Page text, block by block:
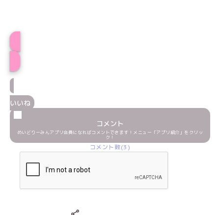
いいね
コメント
めいどりーみんアプリ会員になればコメントできます！メニュー「アプリ紹介」をクリッ
ク！
コメント数(3)